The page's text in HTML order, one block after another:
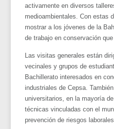
activamente en diversos
medioambientales. Con estas
mostrar a los jóvenes de la
de trabajo en conservación
Las visitas generales están
vecinales y grupos de
Bachillerato interesados en
industriales de Cepsa.
universitarios, en la mayoría
técnicas vinculadas con el
prevención de riesgos laborales.